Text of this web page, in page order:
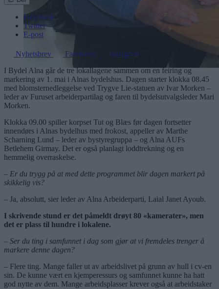
Facebook
Twitter
E-post
Nyhetsbrev Facebook
Instagram
I Bydel Alna går de tre lokallagene sammen om en feiring og
markering av 1. mai i Alnas bydelshus. Dagen starter klokka 08.45
med blomsternedleggelse ved Trygve Lie-statuen av Ivar Morken –
leder av Furuset arbeiderpartilag og faren til bydelsutvalgsleder Mari
Morken.
Klokka 09.00 spiller korpset Tut og Blæs før dagen fortsetter
innendørs i Alnas bydelhus med frokost, appeller av Marthe
Scharning Lund – leder av bystyregruppa – og Alna AUFs
Betlehem Girmay. Det er også planlagt loddtrekning og en
hemmelig overraskelse.
– Er du trygg på at med dette programmet blir dagen markert på
skikkelig vis?
– Ja, absolutt, sier leder av Alna Arbeiderparti, Laial Janet Ayoub.
I skrivende stund er det påmeldt drøyt 80 «kamerater», men
det er plass til hundre i lokalene.
– Ser du ting i samfunnet i dag som gjør at vi fremdeles trenger å
markere denne dagen?
– Flere ting. Mange faller ut av arbeidslivet på grunn av hull i cv-en
sin. De kunne vært en kjemperessurs og samfunnet kunne ha hatt
god nytte av dem. Mange arbeidsplasser krever også at arbeidstaker